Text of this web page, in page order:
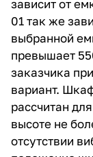
зависит от
01 так же
выбранной
превышает
заказчика
вариант.
рассчитан
высоте не
отсутствии